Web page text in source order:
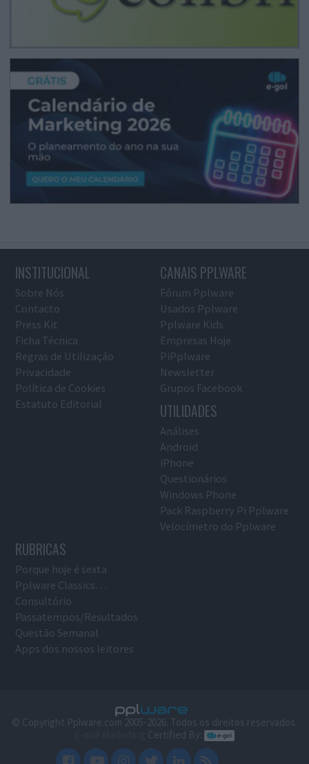
INSTITUCIONAL
Sobre Nós
Contacto
Press Kit
Ficha Técnica
Regras de Utilização
Privacidade
Política de Cookies
Estatuto Editorial
CANAIS PPLWARE
Fórum Pplware
Usados Pplware
Pplware Kids
Empresas Hoje
PiPplware
Newsletter
Grupos Facebook
UTILIDADES
Análises
Android
iPhone
Questionários
Windows Phone
Pack Raspberry Pi Pplware
Velocímetro do Pplware
RUBRICAS
Porque hoje é sexta
Pplware Classics…
Consultório
Passatempos/Resultados
Questão Semanal
Apps dos nossos leitores
© Copyright Pplware.com 2005-2026. Todos os direitos reservados.
Certified By: